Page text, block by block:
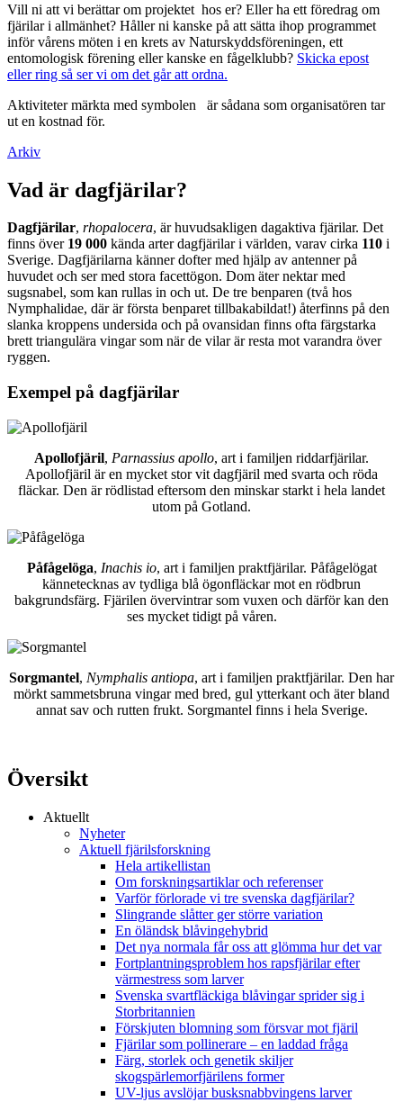
Vill ni att vi berättar om projektet hos er? Eller ha ett föredrag om
fjärilar i allmänhet? Håller ni kanske på att sätta ihop programmet
inför vårens möten i en krets av Naturskyddsföreningen, ett
entomologisk förening eller kanske en fågelklubb? Skicka epost
eller ring så ser vi om det går att ordna.
Aktiviteter märkta med symbolen
är sådana som organisatören tar
ut en kostnad för.
Arkiv
Vad är dagfjärilar?
Dagfjärilar, rhopalocera, är huvudsakligen dagaktiva fjärilar. Det
finns över 19 000 kända arter dagfjärilar i världen, varav cirka 110 i
Sverige. Dagfjärilarna känner dofter med hjälp av antenner på
huvudet och ser med stora facettögon. Dom äter nektar med
sugsnabel, som kan rullas in och ut. De tre benparen (två hos
Nymphalidae, där är första benparet tillbakabildat!) återfinns på den
slanka kroppens undersida och på ovansidan finns ofta färgstarka
brett triangulära vingar som när de vilar är resta mot varandra över
ryggen.
Exempel på dagfjärilar
Apollofjäril, Parnassius apollo, art i familjen riddarfjärilar.
Apollofjäril är en mycket stor vit dagfjäril med svarta och röda
fläckar. Den är rödlistad eftersom den minskar starkt i hela landet
utom på Gotland.
Påfågelöga, Inachis io, art i familjen praktfjärilar. Påfågelögat
kännetecknas av tydliga blå ögonfläckar mot en rödbrun
bakgrundsfärg. Fjärilen övervintrar som vuxen och därför kan den
ses mycket tidigt på våren.
Sorgmantel, Nymphalis antiopa, art i familjen praktfjärilar. Den har
mörkt sammetsbruna vingar med bred, gul ytterkant och äter bland
annat sav och rutten frukt. Sorgmantel finns i hela Sverige.
Översikt
Aktuellt
Nyheter
Aktuell fjärilsforskning
Hela artikellistan
Om forskningsartiklar och referenser
Varför förlorade vi tre svenska dagfjärilar?
Slingrande slåtter ger större variation
En öländsk blåvingehybrid
Det nya normala får oss att glömma hur det var
Fortplantningsproblem hos rapsfjärilar efter
värmestress som larver
Svenska svartfläckiga blåvingar sprider sig i
Storbritannien
Förskjuten blomning som försvar mot fjäril
Fjärilar som pollinerare – en laddad fråga
Färg, storlek och genetik skiljer
skogspärlemorfjärilens former
UV-ljus avslöjar busksnabbvingens larver